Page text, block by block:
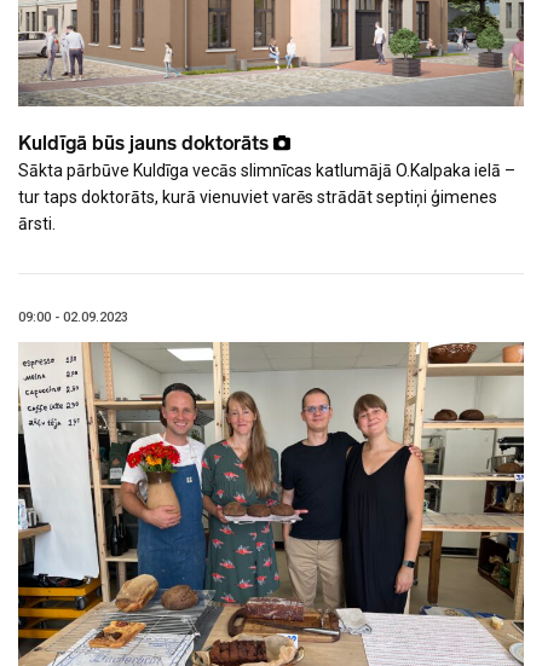
Kuldīgā būs jauns doktorāts
Sākta pārbūve Kuldīga vecās slimnīcas katlumājā O.Kalpaka ielā –
tur taps doktorāts, kurā vienuviet varēs strādāt septiņi ģimenes
ārsti.
09:00 - 02.09.2023